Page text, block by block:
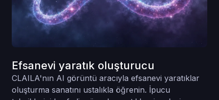
Efsanevi yaratık oluşturucu
CLAILA'nın AI görüntü aracıyla efsanevi yaratıklar
oluşturma sanatını ustalıkla öğrenin. İpucu